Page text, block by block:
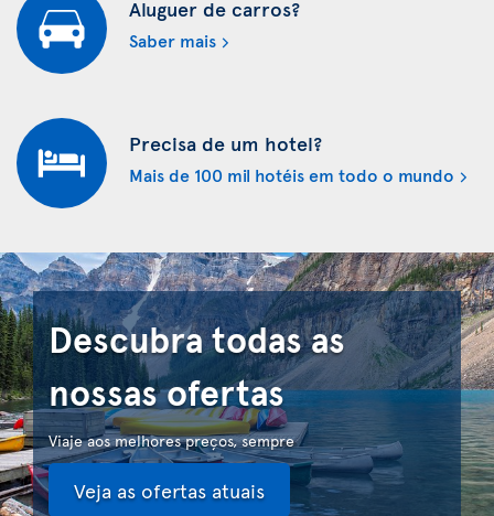
Aluguer de carros?
Saber mais
Precisa de um hotel?
Mais de 100 mil hotéis em todo o mundo
Descubra todas as
nossas ofertas
Viaje aos melhores preços, sempre
Veja as ofertas atuais